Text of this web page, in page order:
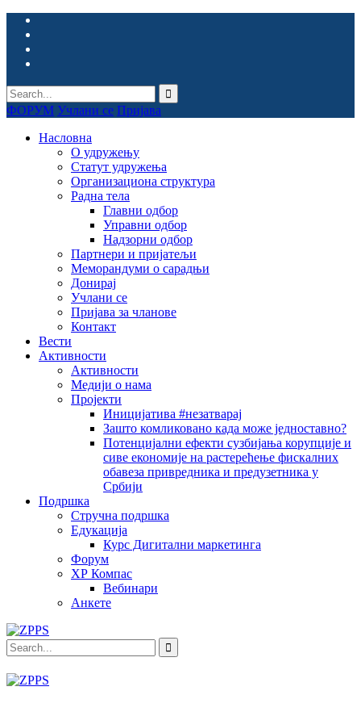
ФОРУМ Учлани се Пријава
Насловна
О удружењу
Статут удружења
Организациона структура
Радна тела
Главни одбор
Управни одбор
Надзорни одбор
Партнери и пријатељи
Меморандуми о сарадњи
Донирај
Учлани се
Пријава за чланове
Контакт
Вести
Активности
Активности
Медији о нама
Пројекти
Иницијатива #незатварај
Зашто комликовано када може једноставно?
Потенцијални ефекти сузбијања корупције и
сиве економије на растерећење фискалних
обавеза привредника и предузетника у
Србији
Подршка
Стручна подршка
Едукација
Курс Дигитални маркетинга
Форум
ХР Компас
Вебинари
Анкете